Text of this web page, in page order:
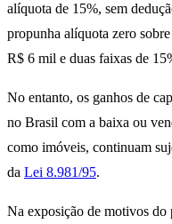
alíquota de 15%, sem
propunha alíquota zero
R$ 6 mil e duas faixas de
No entanto, os ganhos de
no Brasil com a baixa ou
como imóveis, continuam
da Lei 8.981/95.
Na exposição de motivos